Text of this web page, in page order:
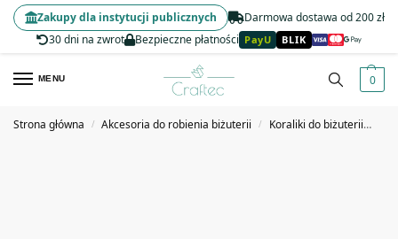
Darmowa dostawa od 200 zł
30 dni na zwrot
Bezpieczne płatności PayU BLIK
Zakupy dla instytucji publicznych
MENU 0
Strona główna / Akcesoria do robienia biżuterii / Koraliki do biżuterii